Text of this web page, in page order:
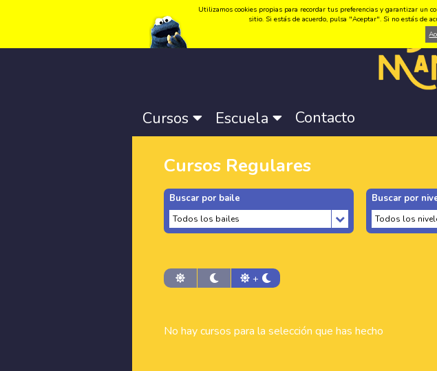
Idioma:Català -Castellano-English
Cursos Escuela Contacto
Cursos Regulares
Buscar por baile Buscar por
+
No hay cursos para la selección que has hecho
Utilizamos cookies propias para recordar tus preferencias y garantizar un
sitio. Si estás de acuerdo, pulsa "Aceptar". Si no estás de